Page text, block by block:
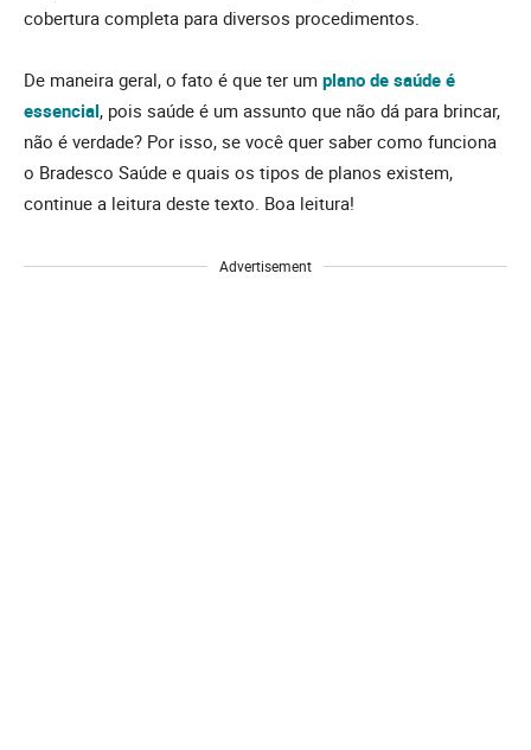
cobertura completa para diversos procedimentos.
De maneira geral, o fato é que ter um plano de saúde é
essencial, pois saúde é um assunto que não dá para brincar,
não é verdade? Por isso, se você quer saber como funciona
o Bradesco Saúde e quais os tipos de planos existem,
continue a leitura deste texto. Boa leitura!
Advertisement